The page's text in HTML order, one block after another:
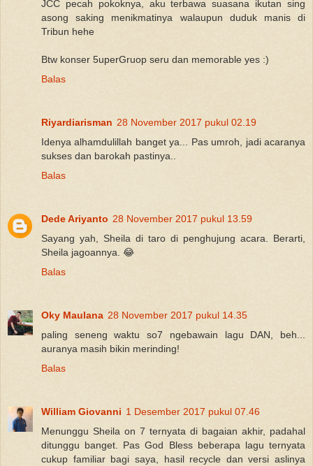
JCC pecah pokoknya, aku terbawa suasana ikutan sing
asong saking menikmatinya walaupun duduk manis di
Tribun hehe
Btw konser 5uperGruop seru dan memorable yes :)
Balas
Riyardiarisman 28 November 2017 pukul 02.19
Idenya alhamdulillah banget ya... Pas umroh, jadi acaranya
sukses dan barokah pastinya..
Balas
Dede Ariyanto 28 November 2017 pukul 13.59
Sayang yah, Sheila di taro di penghujung acara. Berarti,
Sheila jagoannya. 😂
Balas
Oky Maulana 28 November 2017 pukul 14.35
paling seneng waktu so7 ngebawain lagu DAN, beh...
auranya masih bikin merinding!
Balas
William Giovanni 1 Desember 2017 pukul 07.46
Menunggu Sheila on 7 ternyata di bagaian akhir, padahal
ditunggu banget. Pas God Bless beberapa lagu ternyata
cukup familiar bagi saya, hasil recycle dan versi aslinya